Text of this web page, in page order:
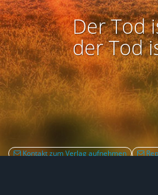
Der Tod
der Tod
Kontakt zum Verlag aufnehmen